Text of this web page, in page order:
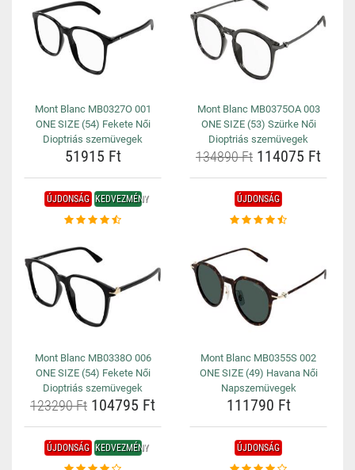
Mont Blanc MB0327O 001
ONE SIZE (54) Fekete Női
Dioptriás szemüvegek
51915 Ft
Mont Blanc MB0375OA 003
ONE SIZE (53) Szürke Női
Dioptriás szemüvegek
134890 Ft 114075 Ft
ÚJDONSÁG KEDVEZMÉNY
Mont Blanc MB0338O 006
ONE SIZE (54) Fekete Női
Dioptriás szemüvegek
123290 Ft 104795 Ft
ÚJDONSÁG
Mont Blanc MB0355S 002
ONE SIZE (49) Havana Női
Napszemüvegek
111790 Ft
ÚJDONSÁG KEDVEZMÉNY ÚJDONSÁG